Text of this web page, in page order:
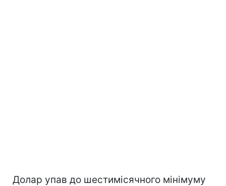
Долар упав до шестимісячного мінімуму